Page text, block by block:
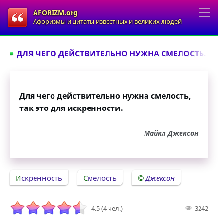
AFORIZM.org
Афоризмы и цитаты известных и великих людей
ДЛЯ ЧЕГО ДЕЙСТВИТЕЛЬНО НУЖНА СМЕЛОСТЬ...
Для чего действительно нужна смелость,
так это для искренности.
Майкл Джексон
Искренность Смелость Джексон
4.5 (4 чел.) 3242